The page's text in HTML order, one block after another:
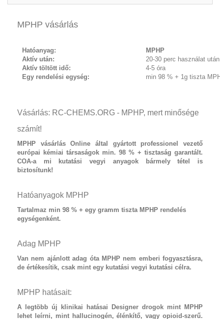
MPHP vásárlás
Hatóanyag:
Aktív után:
Aktív töltött idő:
Egy rendelési egység:
MPHP
20-30 perc használat után
4-5 óra
min 98 % + 1g tiszta
Vásárlás: RC-CHEMS.ORG - MPHP, mert minősége
számít!
MPHP vásárlásOnline által gyártott professionel vezető
európai kémiai társaságok min. 98 % + tisztaság garantált.
COA-a mi kutatási vegyi anyagok bármely tétel is
biztosítunk!
Hatóanyagok MPHP
Tartalmaz min 98 % + egy gramm tiszta MPHP rendelés
egységenként.
Adag MPHP
Van nem ajánlott adag óta MPHP nem emberi fogyasztásra,
de értékesítik, csak mint egy kutatási vegyi kutatási célra.
MPHP hatásait:
A legtöbb új klinikai hatásai Designer drogok mint MPHP
lehet leírni, mint hallucinogén, élénkítő, vagy opioid-szerű.